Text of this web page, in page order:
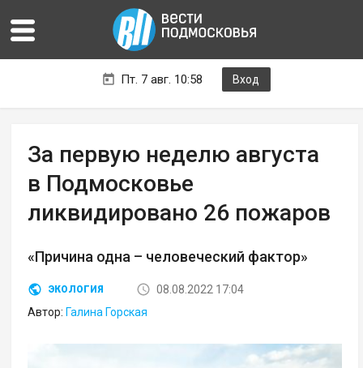
Пт. 7 авг. 10:58 Вход
За первую неделю августа
в Подмосковье
ликвидировано 26 пожаров
«Причина одна – человеческий фактор»
ЭКОЛОГИЯ
08.08.2022 17:04
Автор: Галина Горская